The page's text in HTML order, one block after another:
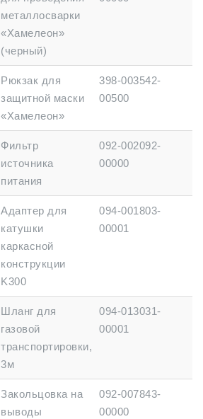
металлосварки
«Хамелеон»
(черный)
Рюкзак для
защитной маски
«Хамелеон»
398-003542-
00500
Фильтр
источника
питания
092-002092-
00000
Адаптер для
катушки
каркасной
конструкции
K300
094-001803-
00001
Шланг для
газовой
транспортировки,
3м
094-013031-
00001
Закольцовка на
выводы
092-007843-
00000